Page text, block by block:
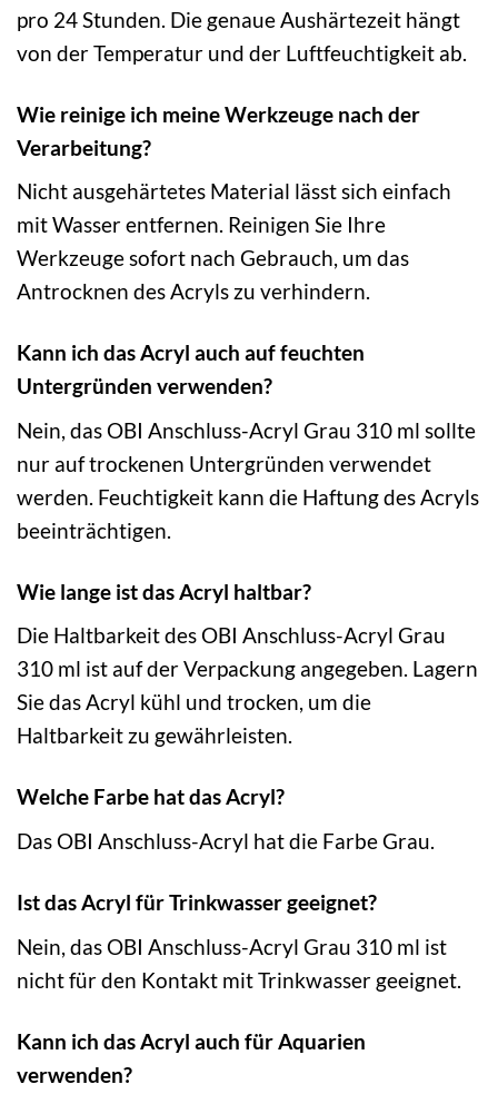
pro 24 Stunden. Die genaue Aushärtezeit hängt
von der Temperatur und der Luftfeuchtigkeit ab.
Wie reinige ich meine Werkzeuge nach der
Verarbeitung?
Nicht ausgehärtetes Material lässt sich einfach
mit Wasser entfernen. Reinigen Sie Ihre
Werkzeuge sofort nach Gebrauch, um das
Antrocknen des Acryls zu verhindern.
Kann ich das Acryl auch auf feuchten
Untergründen verwenden?
Nein, das OBI Anschluss-Acryl Grau 310 ml sollte
nur auf trockenen Untergründen verwendet
werden. Feuchtigkeit kann die Haftung des Acryls
beeinträchtigen.
Wie lange ist das Acryl haltbar?
Die Haltbarkeit des OBI Anschluss-Acryl Grau
310 ml ist auf der Verpackung angegeben. Lagern
Sie das Acryl kühl und trocken, um die
Haltbarkeit zu gewährleisten.
Welche Farbe hat das Acryl?
Das OBI Anschluss-Acryl hat die Farbe Grau.
Ist das Acryl für Trinkwasser geeignet?
Nein, das OBI Anschluss-Acryl Grau 310 ml ist
nicht für den Kontakt mit Trinkwasser geeignet.
Kann ich das Acryl auch für Aquarien
verwenden?